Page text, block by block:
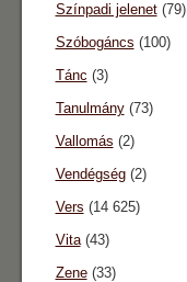
Színpadi jelenet(79)
Szóbogáncs (100)
Tánc (3)
Tanulmány(73)
Vallomás (2)
Vendégség(2)
Vers (14 625)
Vita(43)
Zene(33)